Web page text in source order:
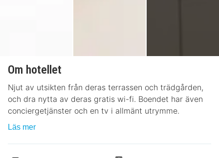
Om hotellet
Njut av utsikten från deras terrassen och trädgården,
och dra nytta av deras gratis wi-fi. Boendet har även
conciergetjänster och en tv i allmänt utrymme.
Läs mer